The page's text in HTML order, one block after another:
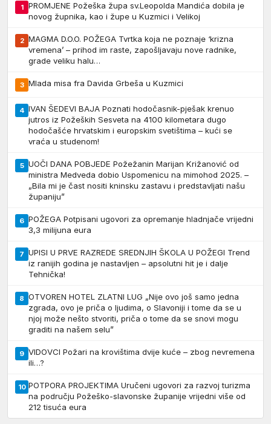
1
PROMJENE Požeška župa sv.Leopolda Mandića dobila je
novog župnika, kao i župe u Kuzmici i Velikoj
2 MAGMA D.O.O. POŽEGA Tvrtka koja ne poznaje ‘krizna
vremena’ – prihod im raste, zapošljavaju nove radnike,
grade veliku halu…
3 Mlada misa fra Davida Grbeša u Kuzmici
4 IVAN ŠEDEVI BAJA Poznati hodočasnik-pješak krenuo
jutros iz Požeških Sesveta na 4100 kilometara dugo
hodočašće hrvatskim i europskim svetištima – kući se
vraća u studenom!
5 UOČI DANA POBJEDE Požežanin Marijan Križanović od
ministra Medveda dobio Uspomenicu na mimohod 2025. –
„Bila mi je čast nositi kninsku zastavu i predstavljati našu
županiju”
6 POŽEGA Potpisani ugovori za opremanje hladnjače vrijedni
3,3 milijuna eura
7 UPISI U PRVE RAZREDE SREDNJIH ŠKOLA U POŽEGI Trend
iz ranijih godina je nastavljen – apsolutni hit je i dalje
Tehnička!
8 OTVOREN HOTEL ZLATNI LUG „Nije ovo još samo jedna
zgrada, ovo je priča o ljudima, o Slavoniji i tome da se u
njoj može nešto stvoriti, priča o tome da se snovi mogu
graditi na našem selu”
9 VIDOVCI Požari na krovištima dvije kuće – zbog nevremena
ili…?
10 POTPORA PROJEKTIMA Uručeni ugovori za razvoj turizma
na području Požeško-slavonske županije vrijedni više od
212 tisuća eura